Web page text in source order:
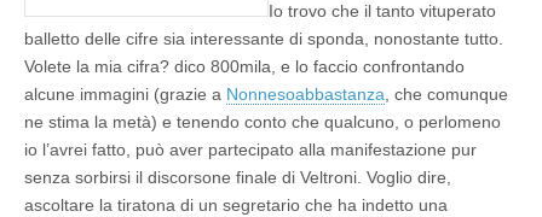
Io trovo che il tanto vituperato
balletto delle cifre sia interessante di sponda, nonostante tutto.
Volete la mia cifra? dico 800mila, e lo faccio confrontando
alcune immagini (grazie a Nonnesoabbastanza, che comunque
ne stima la metà) e tenendo conto che qualcuno, o perlomeno
io l’avrei fatto, può aver partecipato alla manifestazione pur
senza sorbirsi il discorsone finale di Veltroni. Voglio dire,
ascoltare la tiratona di un segretario che ha indetto una